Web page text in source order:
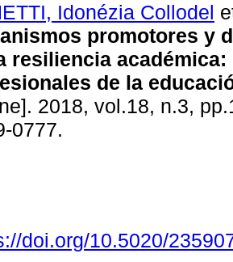
Idonézia Collodel
promotores y
resiliencia académica:
de la
2018, vol.18, n.3,
0777.
doi.org/10.5020/